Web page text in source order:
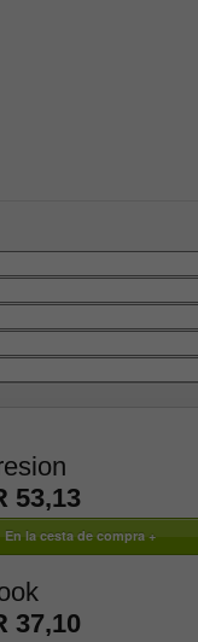
53,13
37,10